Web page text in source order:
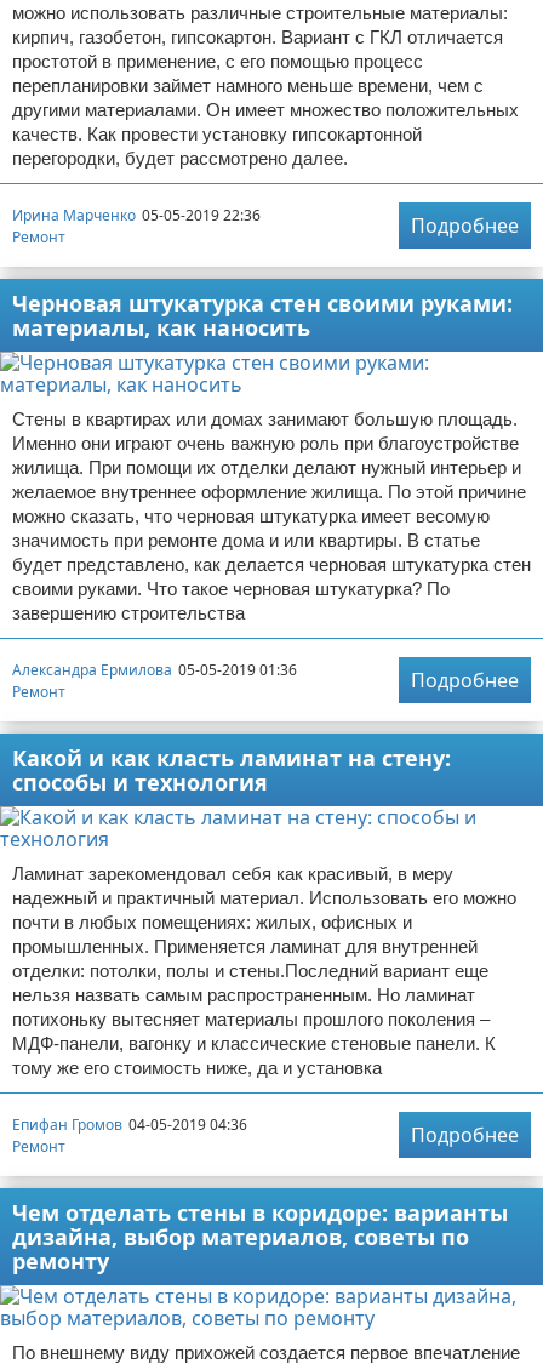
можно использовать различные строительные материалы:
кирпич, газобетон, гипсокартон. Вариант с ГКЛ отличается
простотой в применение, с его помощью процесс
перепланировки займет намного меньше времени, чем с
другими материалами. Он имеет множество положительных
качеств. Как провести установку гипсокартонной
перегородки, будет рассмотрено далее.
Ирина Марченко 05-05-2019 22:36
Ремонт
Подробнее
Черновая штукатурка стен своими руками:
материалы, как наносить
Стены в квартирах или домах занимают большую площадь.
Именно они играют очень важную роль при благоустройстве
жилища. При помощи их отделки делают нужный интерьер и
желаемое внутреннее оформление жилища. По этой причине
можно сказать, что черновая штукатурка имеет весомую
значимость при ремонте дома и или квартиры. В статье
будет представлено, как делается черновая штукатурка стен
своими руками. Что такое черновая штукатурка? По
завершению строительства
Александра Ермилова 05-05-2019 01:36
Ремонт
Подробнее
Какой и как класть ламинат на стену:
способы и технология
Ламинат зарекомендовал себя как красивый, в меру
надежный и практичный материал. Использовать его можно
почти в любых помещениях: жилых, офисных и
промышленных. Применяется ламинат для внутренней
отделки: потолки, полы и стены.Последний вариант еще
нельзя назвать самым распространенным. Но ламинат
потихоньку вытесняет материалы прошлого поколения –
МДФ-панели, вагонку и классические стеновые панели. К
тому же его стоимость ниже, да и установка
Епифан Громов 04-05-2019 04:36
Ремонт
Подробнее
Чем отделать стены в коридоре: варианты
дизайна, выбор материалов, советы по
ремонту
По внешнему виду прихожей создается первое впечатление